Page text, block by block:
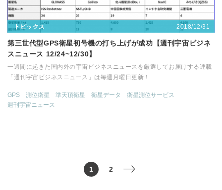
トピックス 2018/12/31
第三世代型GPS衛星初号機の打ち上げが成功【週刊宇宙ビジネ
スニュース 12/24~12/30】
一週間に起きた国内外の宇宙ビジネスニュースを厳選してお届けする連載
「週刊宇宙ビジネスニュース」は毎週月曜日更新！
GPS 測位衛星 準天頂衛星 衛星データ
衛星測位サービス
週刊宇宙ニュース
1 2 >